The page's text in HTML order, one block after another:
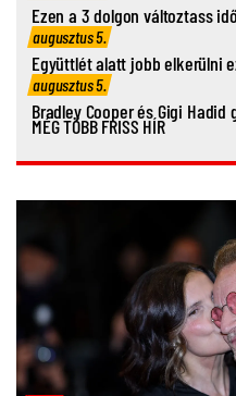
Ezen a 3 dolgon változtass
augusztus 5.
Együttlét alatt jobb elkerülni
augusztus 5.
Bradley Cooper és Gigi
MÉG TÖBB FRISS HÍR